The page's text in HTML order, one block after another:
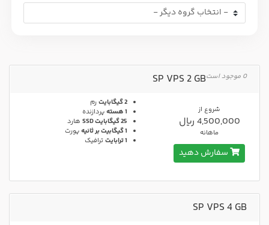
SP VPS 2 GB 0 موجود است
2 گیگابایت
رم
1 هسته
پردازنده
25 گیگابایت SSD
هارد
1 گیگابیت بر ثانیه
پورت
1 ترابایت
ترافیک
شروع از
4,500,000 ریال
ماهانه
سفارش دهید
SP VPS 4 GB